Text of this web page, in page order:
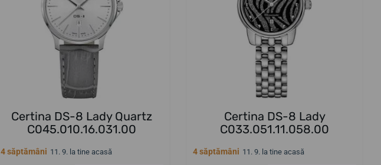
Certina DS-8 Lady Quartz
C045.010.16.031.00
4 săptămâni 11. 9. la tine acasă
Certina DS-8 Lady
C033.051.11.058.00
4 săptămâni 11. 9. la tine acasă